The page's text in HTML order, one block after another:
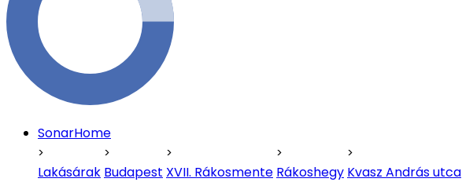
SonarHome
Lakásárak Budapest XVII. Rákosmente Rákoshegy Kvasz András utca